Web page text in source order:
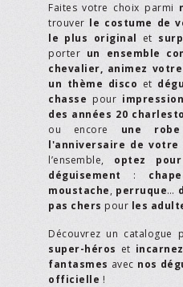
Faites votre choix parmi
trouver le costume de
le plus original et
porter un ensemble
chevalier, animez
un thème disco et
chasse pour
des années 20
ou encore une
l'anniversaire de votre
l’ensemble, optez
déguisement :
moustache, perruque…
pas chers pour les
Découvrez un catalogue
super-héros et
fantasmes avec nos
officielle !